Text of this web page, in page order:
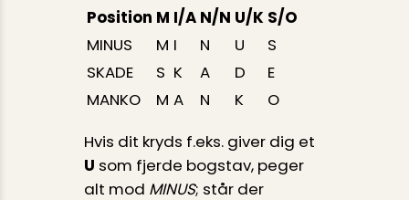
Position M I/A N/N U/K S/O
MINUS
M I N U
S
SKADE
S K A D
E
MANKO
M A N K
O
Hvis dit kryds f.eks. giver dig et
U som fjerde bogstav, peger
alt mod MINUS; står der